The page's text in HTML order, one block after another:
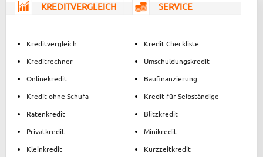
KREDITVERGLEICH
Kreditvergleich
Kreditrechner
Onlinekredit
Kredit ohne Schufa
Ratenkredit
Privatkredit
Kleinkredit
SERVICE
Kredit Checkliste
Umschuldungskredit
Baufinanzierung
Kredit für Selbständige
Blitzkredit
Minikredit
Kurzzeitkredit